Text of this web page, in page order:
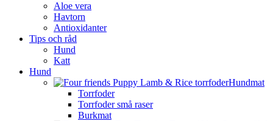
Aloe vera
Havtorn
Antioxidanter
Tips och råd
Hund
Katt
Hund
Hundmat
Torrfoder
Torrfoder små raser
Burkmat